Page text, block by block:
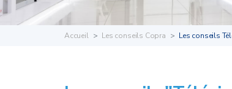
Accueil Les conseils Copra Les conseils